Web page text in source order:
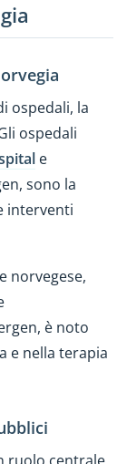
ospedali, la
ospedali
e
sono la
interventi
norvegese,
è noto
e nella terapia